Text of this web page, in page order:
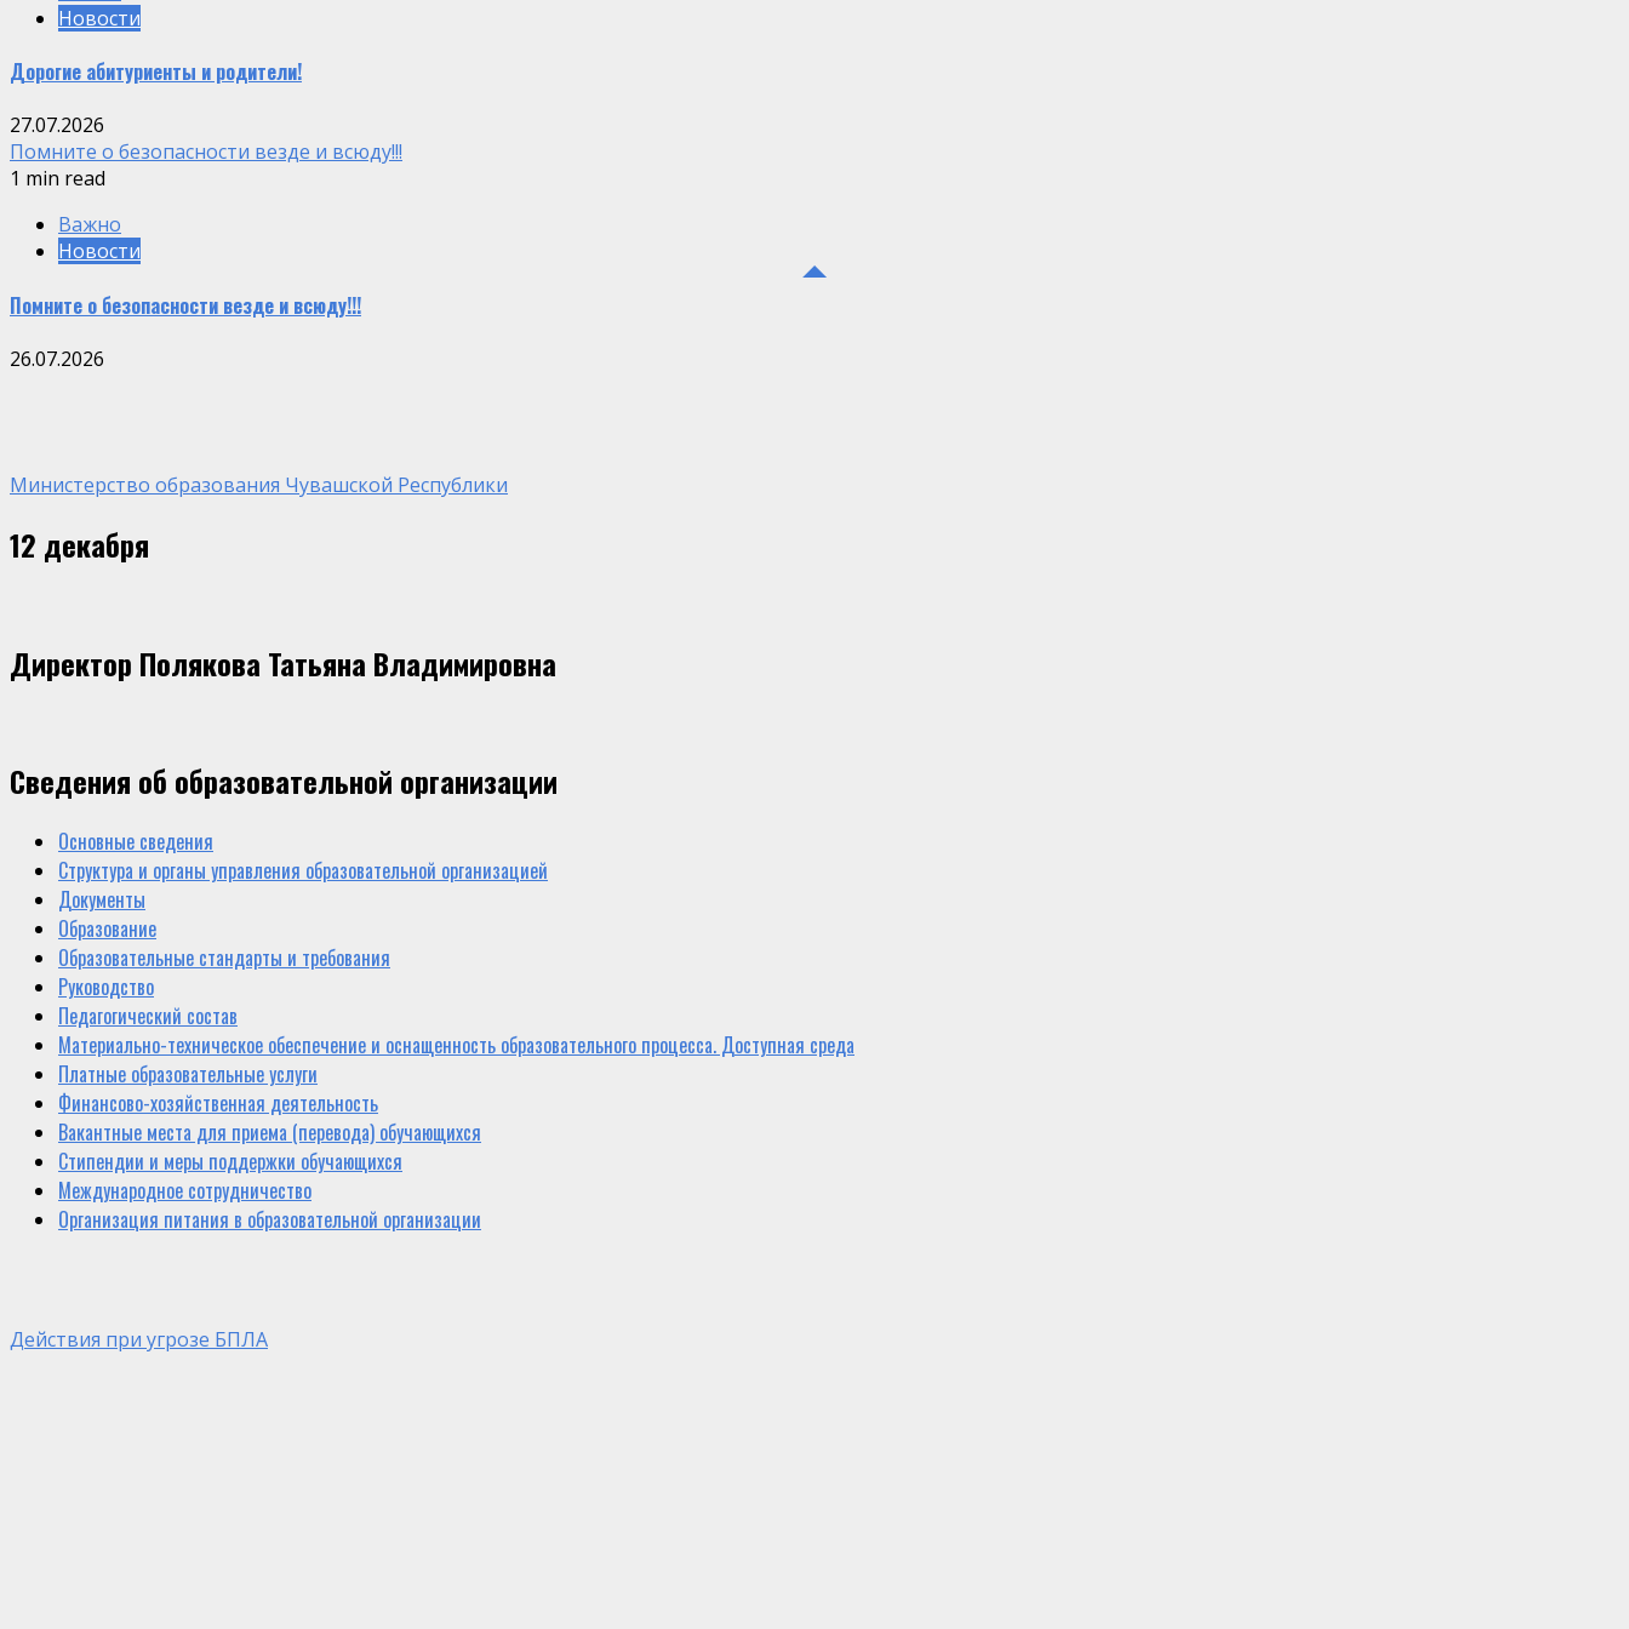
Новости
Дорогие абитуриенты и родители!
27.07.2026
Помните о безопасности везде и всюду!!!
1 min read
Важно
Новости
Помните о безопасности везде и всюду!!!
26.07.2026
Министерство образования Чувашской Республики
12 декабря
Директор Полякова Татьяна Владимировна
Сведения об образовательной организации
Основные сведения
Структура и органы управления образовательной организацией
Документы
Образование
Образовательные стандарты и требования
Руководство
Педагогический состав
Материально-техническое обеспечение и оснащенность образовательного процесса. Доступная среда
Платные образовательные услуги
Финансово-хозяйственная деятельность
Вакантные места для приема (перевода) обучающихся
Стипендии и меры поддержки обучающихся
Международное сотрудничество
Организация питания в образовательной организации
Действия при угрозе БПЛА